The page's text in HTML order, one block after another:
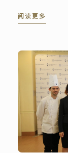
轻之姿在业
阅读更多